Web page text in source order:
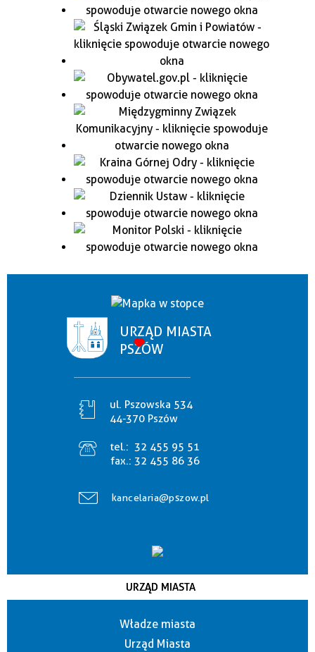
URZĄD MIASTA
PSZÓW
ul. Pszowska 534
44-370 Pszów
tel.: 32 455 95 51
fax.: 32 455 86 36
kancelaria@pszow.pl
URZĄD MIASTA
Władze miasta
Urząd Miasta